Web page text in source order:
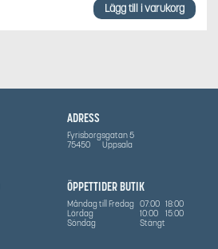
Lägg till i varukorg
ÖPPETTIDER BUTIK
Måndag till Fredag 07:00 18:00
Lördag
10:00
15:00
Söndag
Stängt
ADRESS
Fyrisborgsgatan 5
75450
Uppsala